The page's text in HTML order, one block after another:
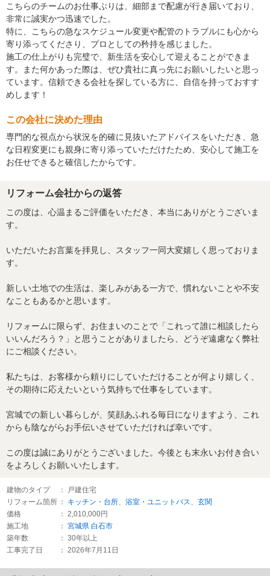
こちらのチームのお仕事ぶりは、細部まで配慮が行き届いており、
非常に誠実かつ迅速でした。
特に、こちらの急なスケジュール変更や配管のトラブルにも心から
寄り添ってくださり、プロとしての矜持を感じました。
施工の仕上がりも完璧で、新生活を安心して迎えることができま
す。また何かあった際は、ぜひ貴社に真っ先にお願いしたいと思っ
ています。信頼できる会社を探している方に、自信を持っておすす
めします！
この会社に決めた理由
専門的な視点から状況を的確に見抜いたアドバイスをいただき、急
な日程変更にも親身に寄り添っていただけたため、安心して施工を
お任せできると確信したからです。
リフォーム会社からの返答
この度は、心温まるご評価をいただき、本当にありがとうございま
す。
いただいたお言葉を拝見し、スタッフ一同大変嬉しく思っておりま
す。
新しい土地での生活は、楽しみがある一方で、慣れないことや不安
なこともあるかと思います。
リフォームに限らず、お住まいのことで「これって誰に相談したら
いいんだろう？」と思うことがありましたら、どうぞ遠慮なく弊社
にご相談ください。
私たちは、お客様から頼りにしていただけることが何より嬉しく、
その期待に応えたいという気持ちで仕事をしています。
宮城での新しい暮らしが、笑顔あふれる毎日になりますよう、これ
からも陰ながらお手伝いさせていただければ幸いです。
この度は誠にありがとうございました。今後とも末永いお付き合い
をよろしくお願いいたします。
建物のタイプ
： 戸建住宅
リフォーム箇所 ： キッチン・台所、 浴室・ユニットバス、 玄関
価格
： 2,010,000円
施工地
： 宮城県 白石市
築年数
： 30年以上
工事完了日
： 2026年7月11日